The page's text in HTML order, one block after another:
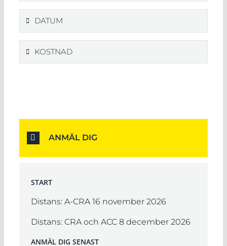
DATUM
KOSTNAD
ANMÄL DIG
START
Distans: A-CRA 16 november 2026
Distans: CRA och ACC 8 december 2026
ANMÄL DIG SENAST